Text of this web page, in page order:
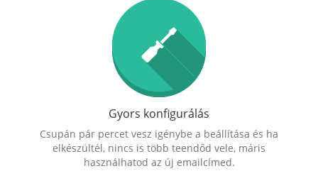
Gyors konfigurálás
Csupán pár percet vesz igénybe a beállítása és ha
elkészültél, nincs is több teendőd vele, máris
használhatod az új emailcímed.